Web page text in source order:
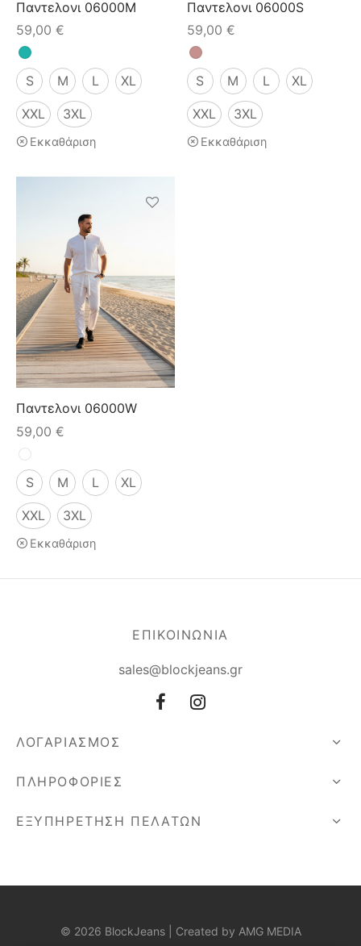
Παντελονι 06000M
59,00 €
S M L XL
XXL 3XL
Εκκαθάριση
Παντελονι 06000S
59,00 €
S M L XL
XXL 3XL
Εκκαθάριση
Παντελονι 06000W
59,00 €
S M L XL
XXL 3XL
Εκκαθάριση
ΕΠΙΚΟΙΝΩΝΙΑ
sales@blockjeans.gr
ΛΟΓΑΡΙΑΣΜΟΣ
ΠΛΗΡΟΦΟΡΙΕΣ
ΕΞΥΠΗΡΕΤΗΣΗ ΠΕΛΑΤΩΝ
© 2026 BlockJeans | Created by AMG MEDIA